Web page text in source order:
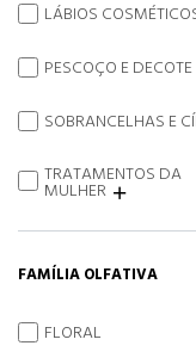
LÁBIOS
PESCOÇO E DECOTE
SOBRANCELHAS E
TRATAMENTOS DA
MULHER
FAMÍLIA OLFATIVA
FLORAL